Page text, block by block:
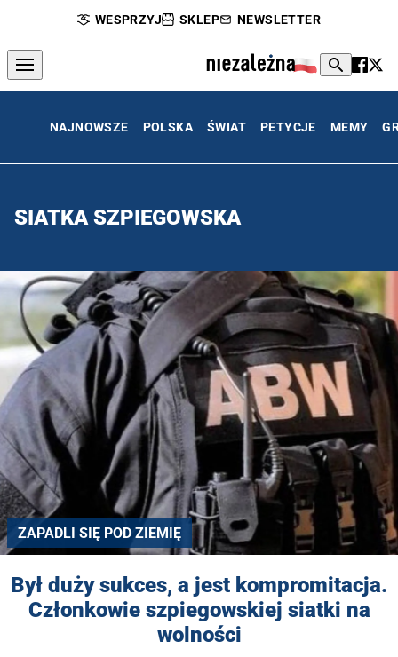
WESPRZYJ SKLEP NEWSLETTER
NAJNOWSZE POLSKA ŚWIAT PETYCJE MEMY
SIATKA SZPIEGOWSKA
ZAPADLI SIĘ POD ZIEMIĘ
Był duży sukces, a jest kompromitacja.
Członkowie szpiegowskiej siatki na
wolności